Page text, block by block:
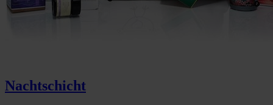
Nachtschicht